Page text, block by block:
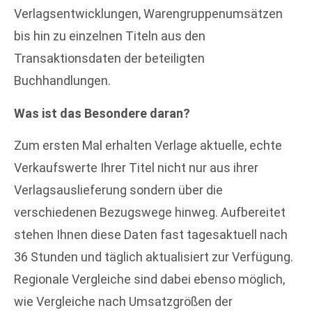
Verlagsentwicklungen, Warengruppenumsätzen
bis hin zu einzelnen Titeln aus den
Transaktionsdaten der beteiligten
Buchhandlungen.
Was ist das Besondere daran?
Zum ersten Mal erhalten Verlage aktuelle, echte
Verkaufswerte Ihrer Titel nicht nur aus ihrer
Verlagsauslieferung sondern über die
verschiedenen Bezugswege hinweg. Aufbereitet
stehen Ihnen diese Daten fast tagesaktuell nach
36 Stunden und täglich aktualisiert zur Verfügung.
Regionale Vergleiche sind dabei ebenso möglich,
wie Vergleiche nach Umsatzgrößen der